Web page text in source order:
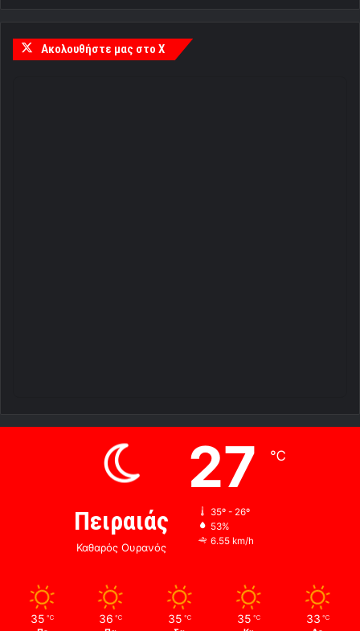
Ακολουθήστε μας στο X
Πειραιάς
Καθαρός Ουρανός
27 ℃
35º - 26º
53%
6.55 km/h
35 ℃ 36 ℃ 35 ℃ 35 ℃ 33 ℃